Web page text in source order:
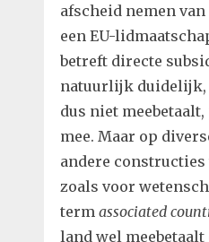
afscheid nemen
een EU-
betreft directe
natuurlijk duidelijk,
dus niet
mee. Maar op
andere constructies
zoals voor
term associated
land wel meebetaalt